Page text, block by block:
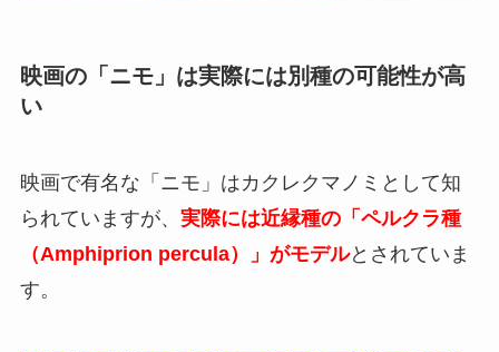
映画の「ニモ」は実際には別種の可能性が高
い
映画で有名な「ニモ」はカクレクマノミとして知
られていますが、 実際には近縁種の「ペルクラ種
（Amphiprion percula）」がモデルとされていま
す。